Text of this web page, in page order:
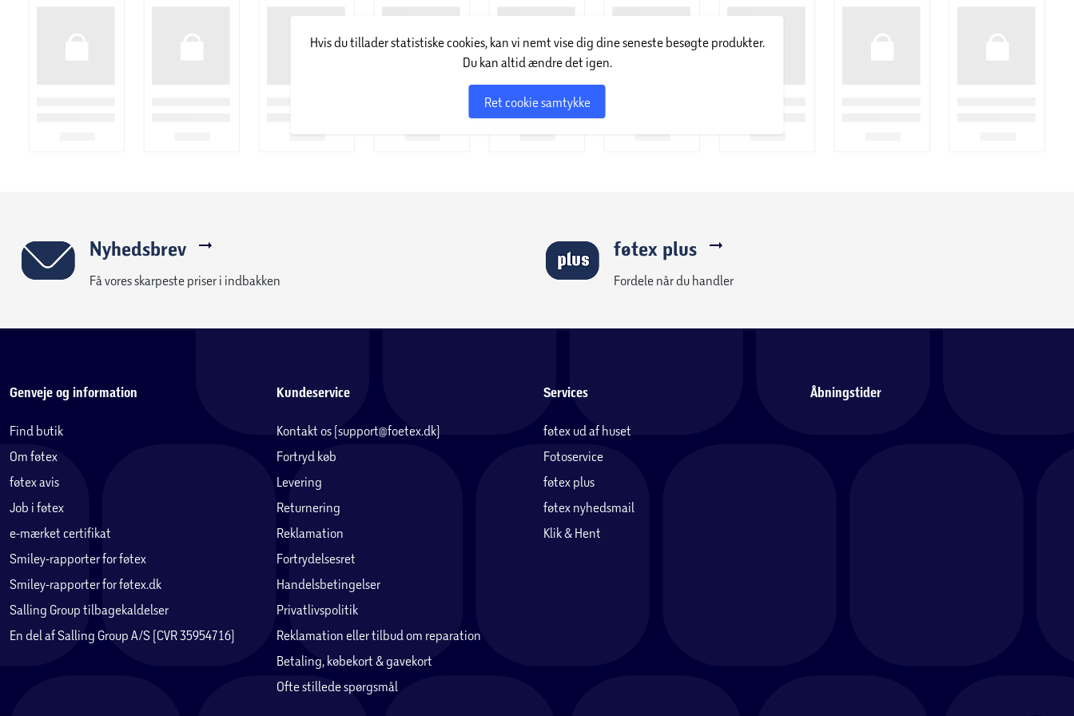
Hvis du tillader statistiske cookies, kan vi nemt vise dig dine seneste besøgte produkter.
Du kan altid ændre det igen.
Ret cookie samtykke
Nyhedsbrev
Få vores skarpeste priser i indbakken
føtex plus
Fordele når du handler
Genveje og information
Find butik
Om føtex
føtex avis
Job i føtex
e-mærket certifikat
Smiley-rapporter for føtex
Smiley-rapporter for føtex.dk
Salling Group tilbagekaldelser
En del af Salling Group A/S (CVR 35954716)
Kundeservice
Kontakt os (support@foetex.dk)
Fortryd køb
Levering
Returnering
Reklamation
Fortrydelsesret
Handelsbetingelser
Privatlivspolitik
Reklamation eller tilbud om reparation
Betaling, købekort & gavekort
Ofte stillede spørgsmål
Services
føtex ud af huset
Fotoservice
føtex plus
føtex nyhedsmail
Klik & Hent
Åbningstider